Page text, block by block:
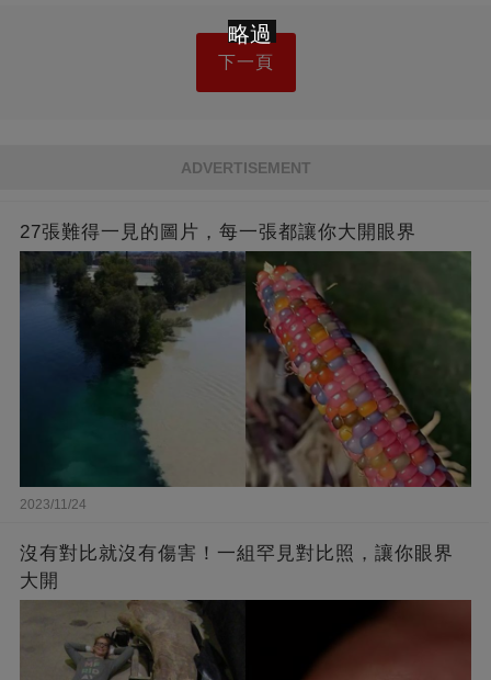
下一頁
ADVERTISEMENT
27張難得一見的圖片，每一張都讓你大開眼界
2023/11/24
沒有對比就沒有傷害！一組罕見對比照，讓你眼界
大開
略過